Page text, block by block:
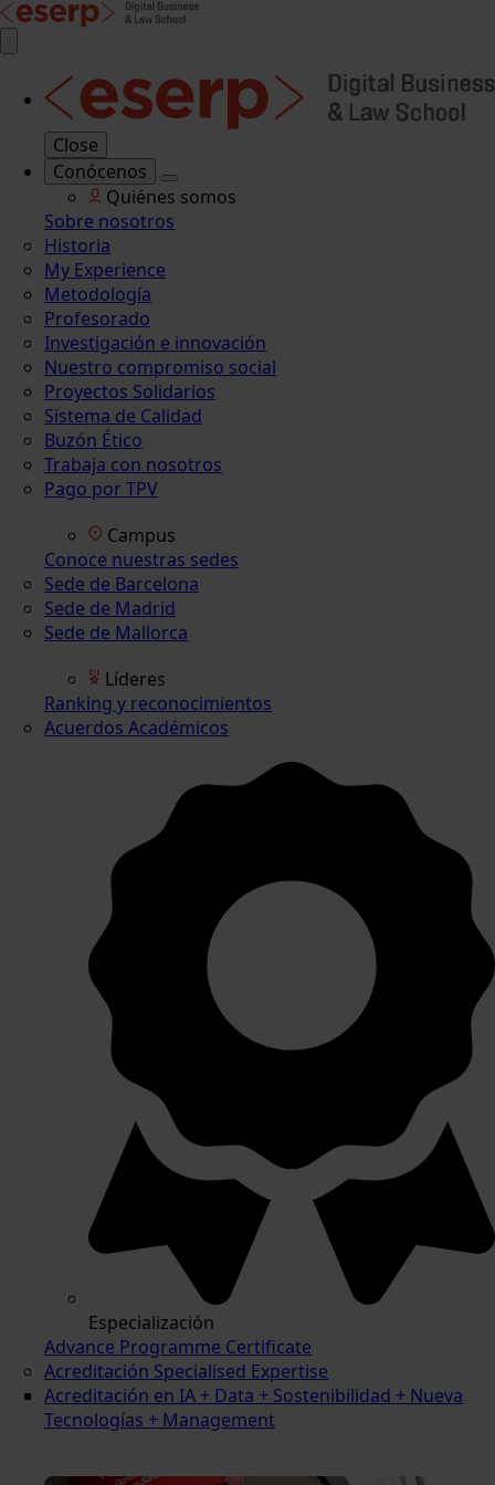
Close
Conócenos
Quiénes somos
Sobre nosotros
Historia
My Experience
Metodología
Profesorado
Investigación e innovación
Nuestro compromiso social
Proyectos Solidarios
Sistema de Calidad
Buzón Ético
Trabaja con nosotros
Pago por TPV
Campus
Conoce nuestras sedes
Sede de Barcelona
Sede de Madrid
Sede de Mallorca
Líderes
Ranking y reconocimientos
Acuerdos Académicos
Especialización
Advance Programme Certificate
Acreditación Specialised Expertise
Acreditación en IA + Data + Sostenibilidad + Nueva
Tecnologías + Management